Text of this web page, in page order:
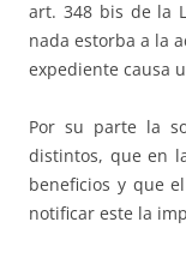
art. 348 bis de la
nada estorba a la
expediente causa
Por su parte la
distintos, que en
beneficios y que
notificar este la